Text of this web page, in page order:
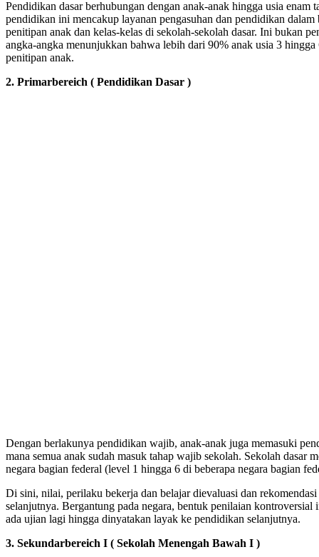
Pendidikan dasar berhubungan dengan anak-anak hingga usia enam
pendidikan ini mencakup layanan pengasuhan dan pendidikan
penitipan anak dan kelas-kelas di sekolah-sekolah dasar. Ini bukan
angka-angka menunjukkan bahwa lebih dari 90% anak usia 3
penitipan anak.
2. Primarbereich ( Pendidikan Dasar )
Dengan berlakunya pendidikan wajib, anak-anak juga memasuki
mana semua anak sudah masuk tahap wajib sekolah. Sekolah dasar
negara bagian federal (level 1 hingga 6 di beberapa negara bagian
Di sini, nilai, perilaku bekerja dan belajar dievaluasi dan
selanjutnya. Bergantung pada negara, bentuk penilaian
ada ujian lagi hingga dinyatakan layak ke pendidikan selanjutnya.
3. Sekundarbereich I ( Sekolah Menengah Bawah I )